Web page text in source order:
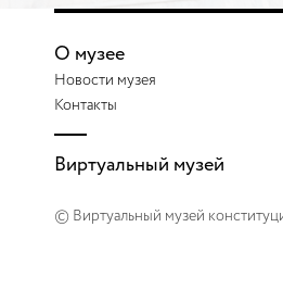
О музее
Новости музея
Контакты
Виртуальный музей
© Виртуальный музей